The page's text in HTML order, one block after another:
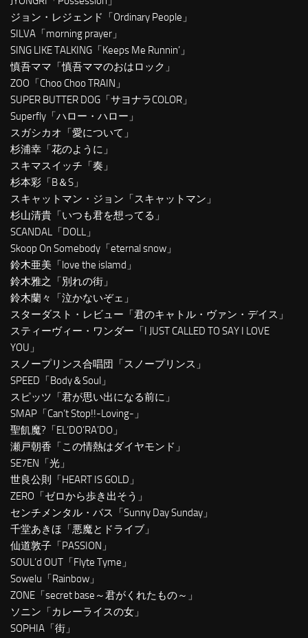
ジョン・レジェンド「Ordinary People」
SILVA「morning prayer」
SING LIKE TALKING「Keeps Me Runnin’」
慎吾ママ「慎吾ママのおはロック」
ZOO「Choo Choo TRAIN」
SUPER BUTTER DOG「サヨナラCOLOR」
Superfly「ハロー・ハロー」
スガシカオ「愛について」
杉浦幸「花のように」
スキマスイッチ「奏」
杉本彩「B＆S」
スキャットマン・ジョン「スキャットマン」
杉山清貴「いつも君を想ってる」
SCANDAL「DOLL」
Skoop On Somebody「eternal snow」
鈴木亜美「love the islamd」
鈴木雅之「別れの街」
鈴木蘭々「泣かないぞェ」
スターダスト・レビュー「君のキャトル・ヴァン・デイス」
スティーヴィー・ワンダー「I JUST CALLED TO SAY I LOVE
YOU」
スノープリンス合唱団「スノープリンス」
SPEED「Body＆Soul」
スピッツ「君が思い出になる前に」
SMAP「Can’t Stop!!-Loving-」
聖飢魔?「EL’DO’RA’DO」
瀬戸朝香「この情熱はダイヤモンド」
SE7EN「光」
世良公則「HEART IS GOLD」
ZERO「ゼロから歩き出そう」
センチメンタル・バス「Sunny Day Sunday」
千堂あきほ「悪魔とドライブ」
仙道敦子「PASSION」
SOUL’d OUT「Flyte Tyme」
Sowelu「Rainbow」
ZONE「secret base～君がくれたもの～」
ソニン「カレーライスの女」
SOPHIA「街」